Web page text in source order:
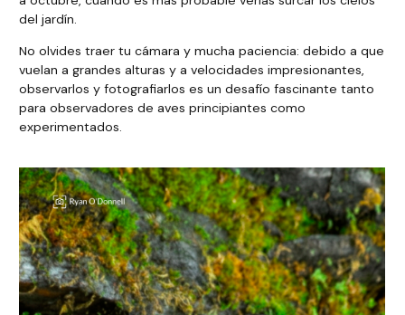
del jardín.
No olvides traer tu cámara y mucha paciencia: debido a que
vuelan a grandes alturas y a velocidades impresionantes,
observarlos y fotografiarlos es un desafío fascinante tanto
para observadores de aves principiantes como
experimentados.